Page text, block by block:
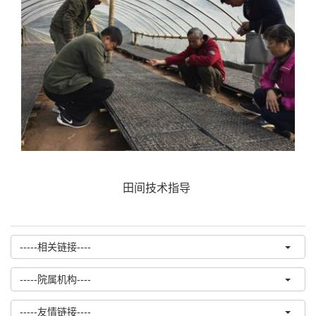
田间技术指导
-----相关链接----
-----院属机构----
-----友情链接----